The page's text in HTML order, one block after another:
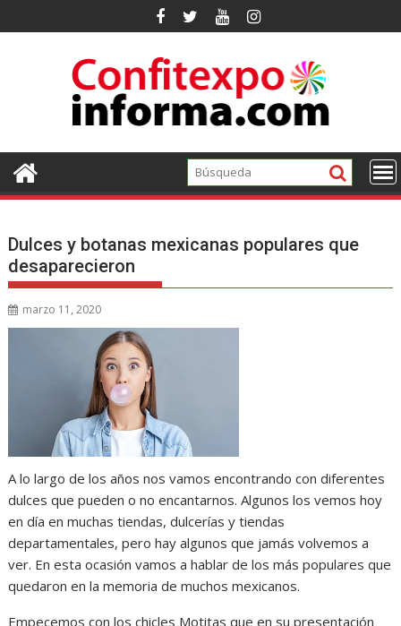
al
Dulces y botanas mexicanas populares que
desaparecieron
marzo 11, 2020
A lo largo de los años nos vamos encontrando con diferentes
dulces que pueden o no encantarnos. Algunos los vemos hoy
en día en muchas tiendas, dulcerías y tiendas
departamentales, pero hay algunos que jamás volvemos a
ver. En esta ocasión vamos a hablar de los más populares que
quedaron en la memoria de muchos mexicanos.
Empecemos con los chicles Motitas que en su presentación